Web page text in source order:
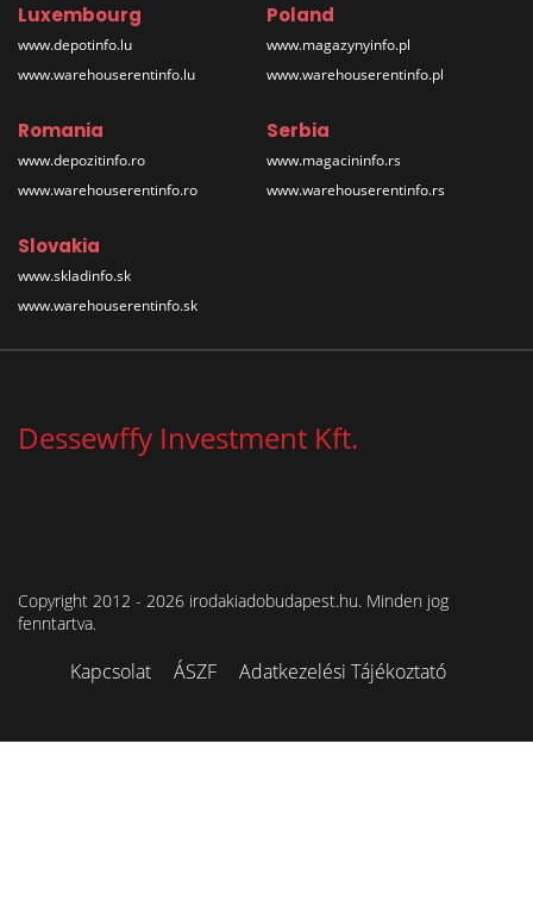
Luxembourg
www.depotinfo.lu
www.warehouserentinfo.lu
Poland
www.magazynyinfo.pl
www.warehouserentinfo.pl
Romania
www.depozitinfo.ro
www.warehouserentinfo.ro
Serbia
www.magacininfo.rs
www.warehouserentinfo.rs
Slovakia
www.skladinfo.sk
www.warehouserentinfo.sk
Dessewffy Investment Kft.
Copyright 2012 - 2026 irodakiadobudapest.hu. Minden jog
fenntartva.
Kapcsolat ÁSZF Adatkezelési Tájékoztató